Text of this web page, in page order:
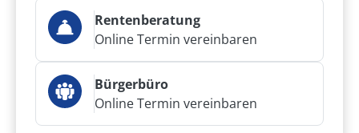
Rentenberatung
Online Termin vereinbaren
Bürgerbüro
Online Termin vereinbaren